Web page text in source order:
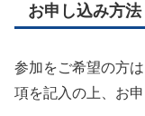
お申し込み方法
参加をご希望の方
項を記入の上、お申